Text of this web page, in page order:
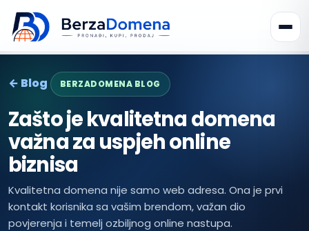
← Blog BERZADOMENA BLOG
Zašto je kvalitetna domena
važna za uspjeh online
biznisa
Kvalitetna domena nije samo web adresa. Ona je prvi
kontakt korisnika sa vašim brendom, važan dio
povjerenja i temelj ozbiljnog online nastupa.